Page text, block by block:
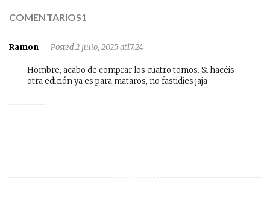
COMENTARIOS1
Ramon Posted 2 julio, 2025 at17:24
Hombre, acabo de comprar los cuatro tomos. Si hacéis
otra edición ya es para mataros, no fastidies jaja